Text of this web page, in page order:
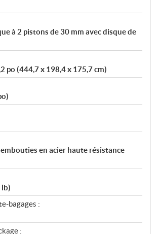
à 2 pistons de 30 mm avec disque de
po (444,7 x 198,4 x 175,7 cm)
en acier haute résistance
lb)
bagages :
: